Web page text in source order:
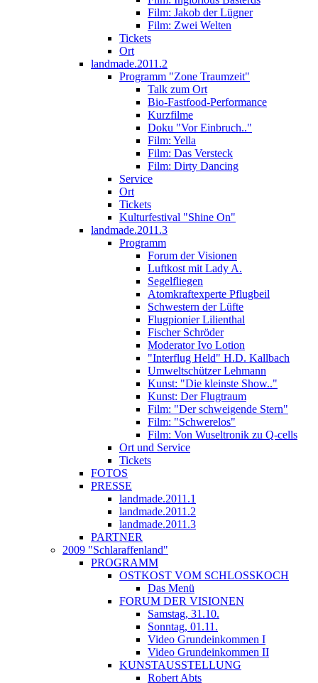
Film: Jakob der Lügner
Film: Zwei Welten
Tickets
Ort
landmade.2011.2
Programm "Zone Traumzeit"
Talk zum Ort
Bio-Fastfood-Performance
Kurzfilme
Doku "Vor Einbruch.."
Film: Yella
Film: Das Versteck
Film: Dirty Dancing
Service
Ort
Tickets
Kulturfestival "Shine On"
landmade.2011.3
Programm
Forum der Visionen
Luftkost mit Lady A.
Segelfliegen
Atomkraftexperte Pflugbeil
Schwestern der Lüfte
Flugpionier Lilienthal
Fischer Schröder
Moderator Ivo Lotion
"Interflug Held" H.D. Kallbach
Umweltschützer Lehmann
Kunst: "Die kleinste Show.."
Kunst: Der Flugtraum
Film: "Der schweigende Stern"
Film: "Schwerelos"
Film: Von Wuseltronik zu Q-cells
Ort und Service
Tickets
FOTOS
PRESSE
landmade.2011.1
landmade.2011.2
landmade.2011.3
PARTNER
2009 "Schlaraffenland"
PROGRAMM
OSTKOST VOM SCHLOSSKOCH
Das Menü
FORUM DER VISIONEN
Samstag, 31.10.
Sonntag, 01.11.
Video Grundeinkommen I
Video Grundeinkommen II
KUNSTAUSSTELLUNG
Robert Abts